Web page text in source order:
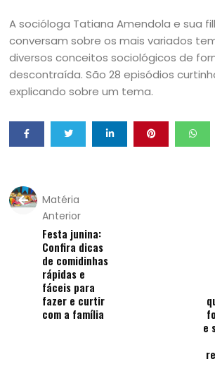
A socióloga Tatiana Amendola e sua
conversam sobre os mais variados
diversos conceitos sociológicos de
descontraída. São 28 episódios
explicando sobre um tema.
Matéria
Anterior
Festa junina:
Confira dicas
de comidinhas
rápidas e
fáceis para
fazer e curtir
com a família
e